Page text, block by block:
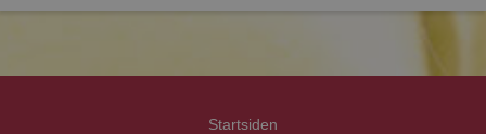
Startsiden